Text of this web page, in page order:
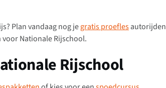
Plan vandaag nog jegratis proeflesautorijden
Nationale Rijschool.
Rijschool